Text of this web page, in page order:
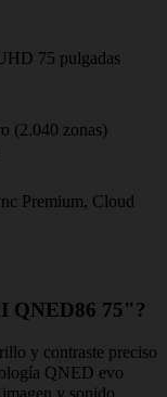
75 pulgadas
(2.040 zonas)
Premium, Cloud
QNED86 75"?
y contraste preciso
QNED evo